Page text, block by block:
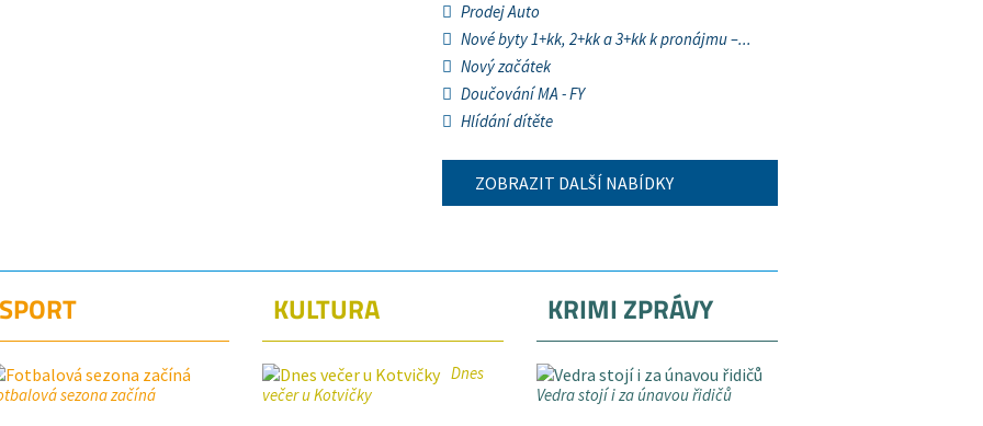
Prodej Auto
Nové byty 1+kk, 2+kk a 3+kk k pronájmu –...
Nový začátek
Doučování MA - FY
Hlídání dítěte
ZOBRAZIT DALŠÍ NABÍDKY
SPORT
sezona začíná
KULTURA
Dnes
večer u Kotvičky
KRIMI ZPRÁVY
Vedra stojí i za únavou řidičů